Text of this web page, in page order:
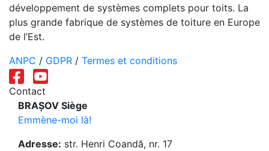
développement de systèmes complets pour toits. La
plus grande fabrique de systèmes de toiture en Europe
de l’Est.
ANPC / GDPR / Termes et conditions
Contact
BRAȘOV Siège
Emmène-moi là!
Adresse: str. Henri Coandă, nr. 17